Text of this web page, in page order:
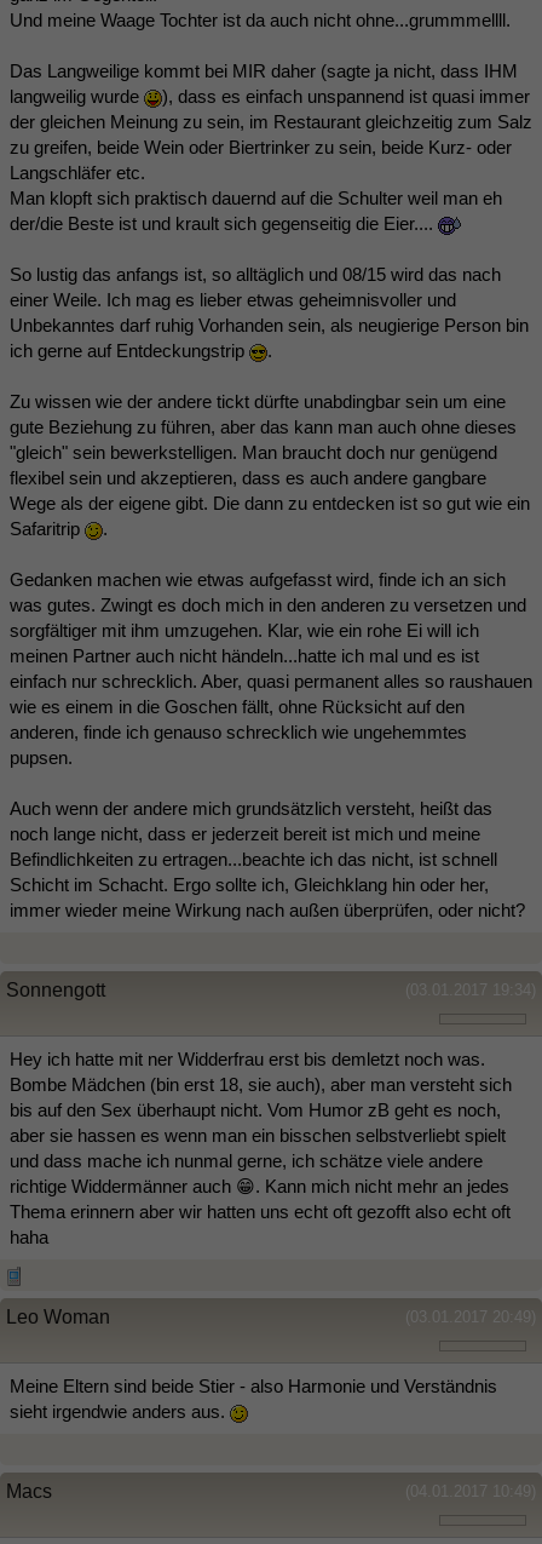
Und meine Waage Tochter ist da auch nicht ohne...grummmellll.
Das Langweilige kommt bei MIR daher (sagte ja nicht, dass IHM
langweilig wurde
), dass es einfach unspannend ist quasi immer
der gleichen Meinung zu sein, im Restaurant gleichzeitig zum Salz
zu greifen, beide Wein oder Biertrinker zu sein, beide Kurz- oder
Langschläfer etc.
Man klopft sich praktisch dauernd auf die Schulter weil man eh
der/die Beste ist und krault sich gegenseitig die Eier....
So lustig das anfangs ist, so alltäglich und 08/15 wird das nach
einer Weile. Ich mag es lieber etwas geheimnisvoller und
Unbekanntes darf ruhig Vorhanden sein, als neugierige Person bin
ich gerne auf Entdeckungstrip
.
Zu wissen wie der andere tickt dürfte unabdingbar sein um eine
gute Beziehung zu führen, aber das kann man auch ohne dieses
"gleich" sein bewerkstelligen. Man braucht doch nur genügend
flexibel sein und akzeptieren, dass es auch andere gangbare
Wege als der eigene gibt. Die dann zu entdecken ist so gut wie ein
Safaritrip
.
Gedanken machen wie etwas aufgefasst wird, finde ich an sich
was gutes. Zwingt es doch mich in den anderen zu versetzen und
sorgfältiger mit ihm umzugehen. Klar, wie ein rohe Ei will ich
meinen Partner auch nicht händeln...hatte ich mal und es ist
einfach nur schrecklich. Aber, quasi permanent alles so raushauen
wie es einem in die Goschen fällt, ohne Rücksicht auf den
anderen, finde ich genauso schrecklich wie ungehemmtes
pupsen.
Auch wenn der andere mich grundsätzlich versteht, heißt das
noch lange nicht, dass er jederzeit bereit ist mich und meine
Befindlichkeiten zu ertragen...beachte ich das nicht, ist schnell
Schicht im Schacht. Ergo sollte ich, Gleichklang hin oder her,
immer wieder meine Wirkung nach außen überprüfen, oder nicht?
(03.01.2017 19:34)
Sonnengott
Hey ich hatte mit ner Widderfrau erst bis demletzt noch was.
Bombe Mädchen (bin erst 18, sie auch), aber man versteht sich
bis auf den Sex überhaupt nicht. Vom Humor zB geht es noch,
aber sie hassen es wenn man ein bisschen selbstverliebt spielt
und dass mache ich nunmal gerne, ich schätze viele andere
richtige Widdermänner auch 😁. Kann mich nicht mehr an jedes
Thema erinnern aber wir hatten uns echt oft gezofft also echt oft
haha
(03.01.2017 20:49)
Leo Woman
Meine Eltern sind beide Stier - also Harmonie und Verständnis
sieht irgendwie anders aus.
(04.01.2017 10:49)
Macs